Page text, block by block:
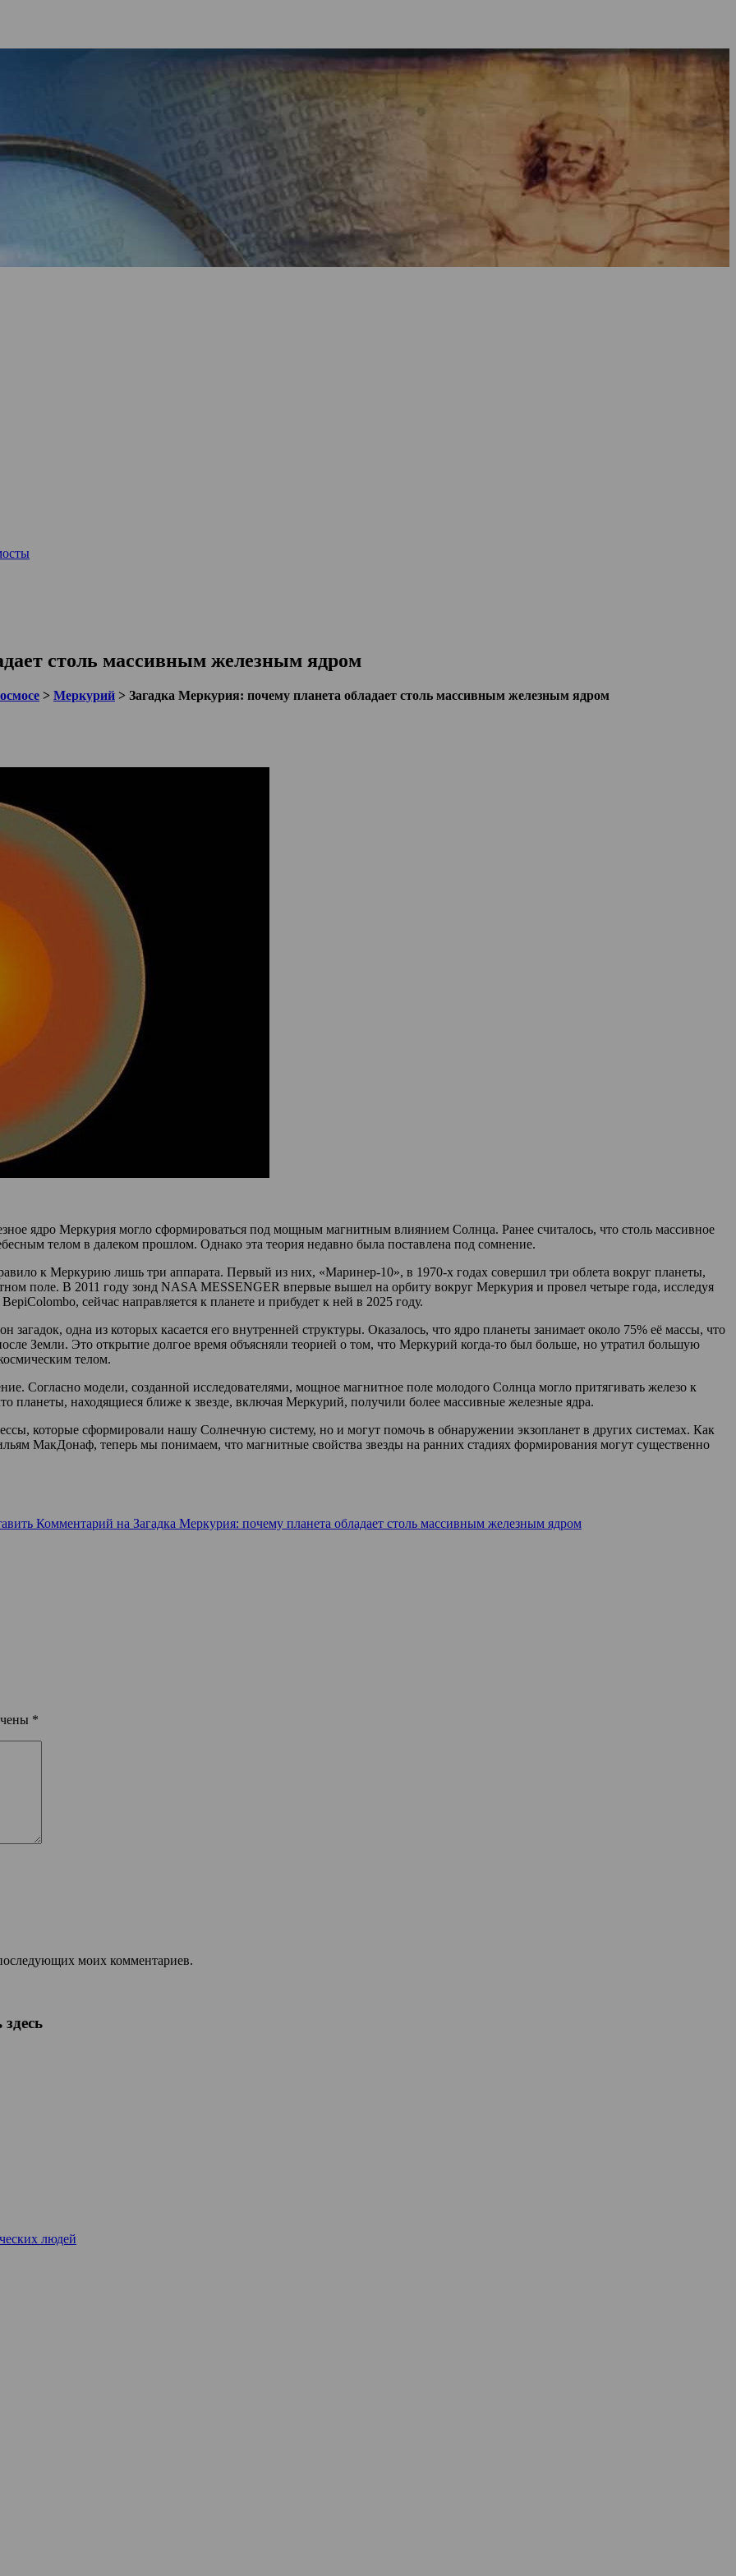
столь массивным железным ядром
> Меркурий > Загадка Меркурия: почему планета обладает столь массивным железным ядром
ядро Меркурия могло сформироваться под мощным магнитным влиянием Солнца. Ранее считалось, что столь массивное
телом в далеком прошлом. Однако эта теория недавно была поставлена под сомнение.
к Меркурию лишь три аппарата. Первый из них, «Маринер-10», в 1970-х годах совершил три облета вокруг планеты,
поле. В 2011 году зонд NASA MESSENGER впервые вышел на орбиту вокруг Меркурия и провел четыре года, исследуя
сейчас направляется к планете и прибудет к ней в 2025 году.
одна из которых касается его внутренней структуры. Оказалось, что ядро планеты занимает около 75% её массы, что
Земли. Это открытие долгое время объясняли теорией о том, что Меркурий когда-то был больше, но утратил большую
телом.
Согласно модели, созданной исследователями, мощное магнитное поле молодого Солнца могло притягивать железо к
планеты, находящиеся ближе к звезде, включая Меркурий, получили более массивные железные ядра.
которые сформировали нашу Солнечную систему, но и могут помочь в обнаружении экзопланет в других системах. Как
МакДонаф, теперь мы понимаем, что магнитные свойства звезды на ранних стадиях формирования могут существенно
Комментарий на Загадка Меркурия: почему планета обладает столь массивным железным ядром
*
моих комментариев.
людей